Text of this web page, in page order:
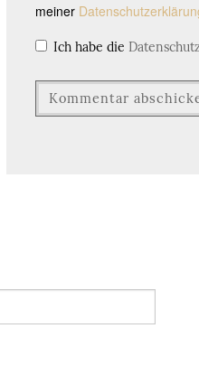
meiner
Ich habe die